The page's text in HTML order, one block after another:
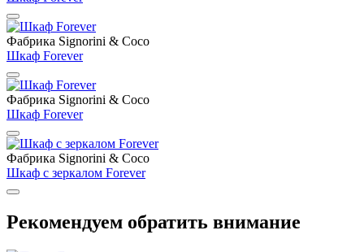
Фабрика Signorini & Coco
Шкаф Forever
Фабрика Signorini & Coco
Шкаф Forever
Фабрика Signorini & Coco
Шкаф с зеркалом Forever
Рекомендуем обратить внимание